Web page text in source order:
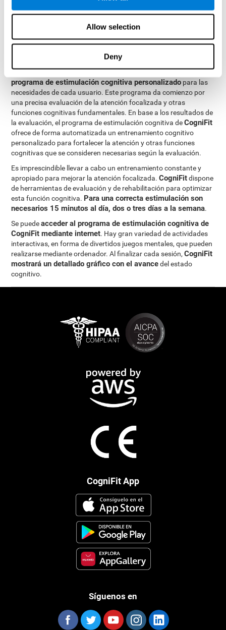
Allow selection
Deny
conexiones cerebrales de las estructuras implicadas en la
atención se fortalecerán. Así, cuando necesitemos centrar
nuestra atención, las conexiones serán más rápidas y eficientes,
mejorando nuestra atención focalizada.
está formado por un completo equipo de profesionales
especializados en el estudio de la plasticidad sináptica y
procesos de neurogénesis. Esto ha permitido la creación de un
programa de estimulación cognitiva personalizado para las
necesidades de cada usuario. Este programa da comienzo por
una precisa evaluación de la atención focalizada y otras
funciones cognitivas fundamentales. En base a los resultados de
la evaluación, el programa de estimulación cognitiva deCogniFit
ofrece de forma automatizada un entrenamiento cognitivo
personalizado para fortalecer la atención y otras funciones
cognitivas que se consideren necesarias según la evaluación.
Es imprescindible llevar a cabo un entrenamiento constante y
apropiado para mejorar la atención focalizada.CogniFitdispone
de herramientas de evaluación y de rehabilitación para optimizar
esta función cognitiva. Para una correcta estimulación son
necesarios 15 minutos al día, dos o tres días a la semana.
Se puedeacceder al programa de estimulación cognitiva de
CogniFit mediante internet. Hay gran variedad de actividades
interactivas, en forma de divertidos juegos mentales, que pueden
realizarse mediante ordenador. Al finalizar cada sesión,CogniFit
mostrará un detallado gráfico con el avancedel estado
cognitivo.
CogniFit App
Síguenos en